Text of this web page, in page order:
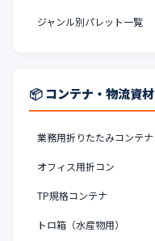
ジャンル別パレット一覧
📦 コンテナ・物流資材
業務用折りたたみコンテナ
オフィス用折コン
TP規格コンテナ
トロ箱（水産物用）